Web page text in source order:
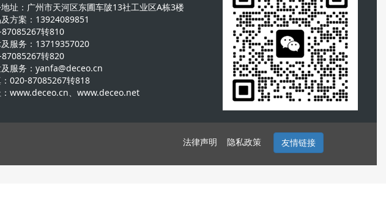
址：广州市天河区东圃车陂13社工业区A栋3楼
方案：13924089851
转810
服务：13719357020
转820
服务：yanfa@deceo.cn
020-87085267转818
：www.deceo.cn、www.deceo.net
法律声明 隐私政策 友情链接